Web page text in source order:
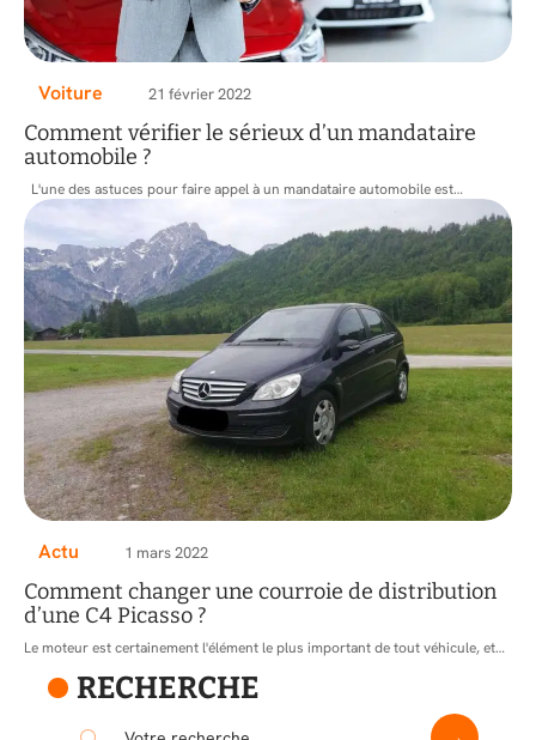
Voiture 21 février 2022
Comment vérifier le sérieux d’un mandataire
automobile ?
L'une des astuces pour faire appel à un mandataire automobile est…
Actu 1 mars 2022
Comment changer une courroie de distribution
d’une C4 Picasso ?
Le moteur est certainement l'élément le plus important de tout véhicule, et…
RECHERCHE